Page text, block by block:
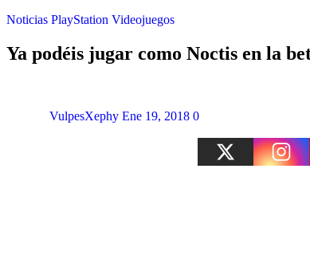
Noticias PlayStation Videojuegos
Ya podéis jugar como Noctis en la
VulpesXephy Ene 19, 2018 0